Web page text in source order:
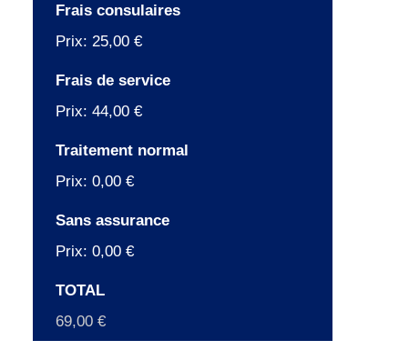
Frais consulaires
Prix: 25,00 €
Frais de service
Prix: 44,00 €
Traitement normal
Prix: 0,00 €
Sans assurance
Prix: 0,00 €
TOTAL
69,00 €